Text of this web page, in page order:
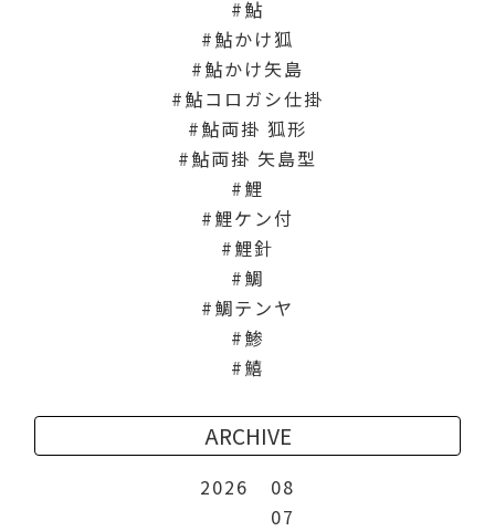
鮎
鮎かけ狐
鮎かけ矢島
鮎コロガシ仕掛
鮎両掛 狐形
鮎両掛 矢島型
鯉
鯉ケン付
鯉針
鯛
鯛テンヤ
鯵
鱚
ARCHIVE
2026
08
07